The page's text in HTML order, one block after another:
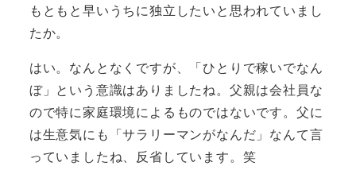
もともと早いうちに独立したいと思われていまし
たか。
はい。なんとなくですが、「ひとりで稼いでなん
ぼ」という意識はありましたね。父親は会社員な
ので特に家庭環境によるものではないです。父に
は生意気にも「サラリーマンがなんだ」なんて言
っていましたね、反省しています。笑